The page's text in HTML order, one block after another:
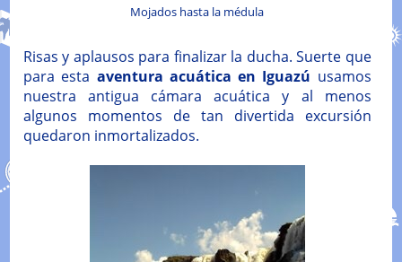
Mojados hasta la médula
Risas y aplausos para finalizar la ducha. Suerte que
para esta aventura acuática en Iguazú usamos
nuestra antigua cámara acuática y al menos
algunos momentos de tan divertida excursión
quedaron inmortalizados.